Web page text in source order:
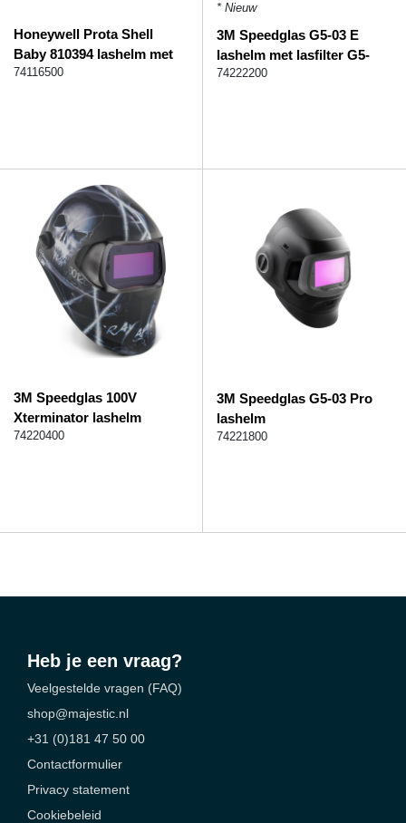
Honeywell Prota Shell
Baby 810394 lashelm met
kinlap
74116500
* Nieuw
3M Speedglas G5-03 E
lashelm met lasfilter G5-
01/03NC
74222200
3M Speedglas 100V
Xterminator lashelm
74220400
3M Speedglas G5-03 Pro
lashelm
74221800
Heb je een vraag?
Veelgestelde vragen (FAQ)
shop@majestic.nl
+31 (0)181 47 50 00
Contactformulier
Privacy statement
Cookiebeleid